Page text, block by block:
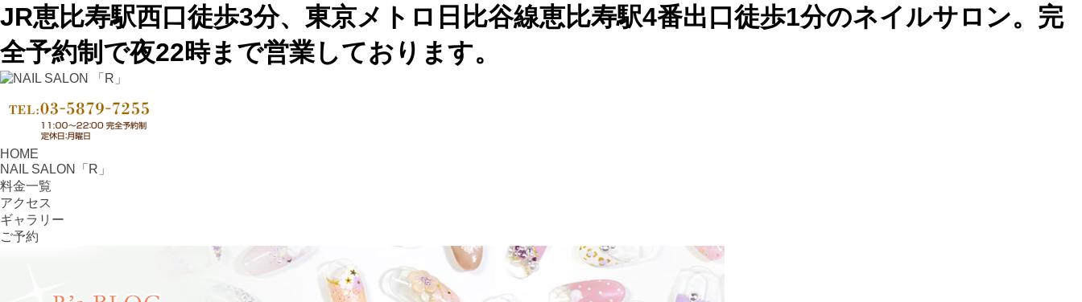
JR恵比寿駅西口徒歩3分、東京メトロ日比谷線恵比寿駅4番出口徒歩1分のネイルサロン。完
全予約制で夜22時まで営業しております。
HOME
NAIL SALON「R」
料金一覧
アクセス
ギャラリー
ご予約